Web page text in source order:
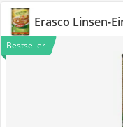
Erasco Linsen-
Bestseller